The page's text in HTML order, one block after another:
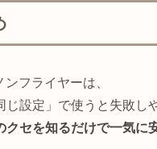
フライヤーは、
じ設定」で使うと失敗し
クセを知るだけで一気に